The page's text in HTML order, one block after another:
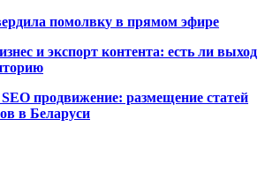
помолвку в прямом эфире
и экспорт контента: есть ли выход
продвижение: размещение статей
в Беларуси